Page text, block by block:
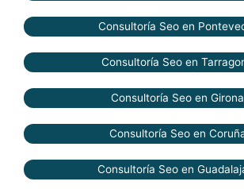
Consultoría Seo en
Consultoría Seo en
Consultoría Seo en Girona
Consultoría Seo en
Consultoría Seo en